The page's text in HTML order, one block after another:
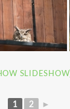
SLIDESHOW]
1 2 ►